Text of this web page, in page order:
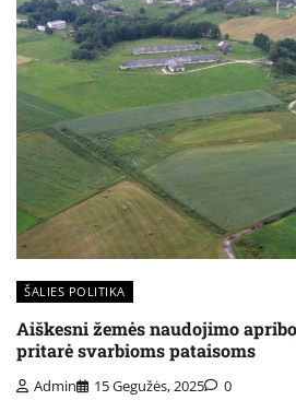
ŠALIES POLITIKA
Aiškesni žemės naudojimo
pritarė svarbioms pataisoms
Admin 15 Gegužės, 2025 0